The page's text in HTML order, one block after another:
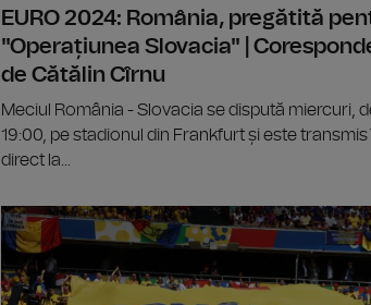
EURO 2024: România, pregătită
"Operațiunea Slovacia" |
de Cătălin Cîrnu
Meciul România - Slovacia se dispută miercuri,
19:00, pe stadionul din Frankfurt și este transmis
direct la...